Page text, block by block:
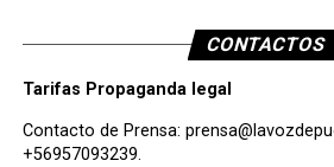
CONTACTOS
Tarifas Propaganda legal
Contacto de Prensa:
+56957093239.